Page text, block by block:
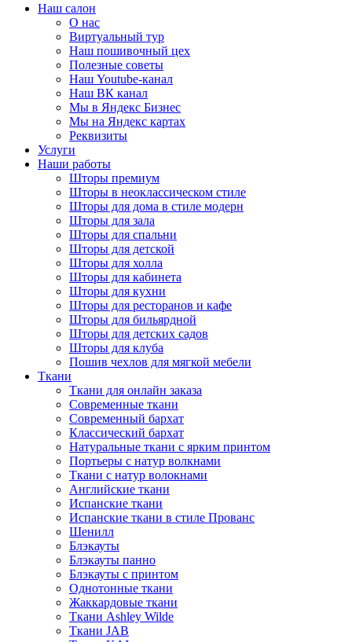
Наш салон
О нас
Виртуальный тур
Наш пошивочный цех
Полезные советы
Наш Youtube-канал
Наш ВК канал
Мы в Яндекс Бизнес
Мы на Яндекс картах
Реквизиты
Услуги
Наши работы
Шторы премиум
Шторы в неоклассическом стиле
Шторы для дома в стиле модерн
Шторы для зала
Шторы для спальни
Шторы для детской
Шторы для холла
Шторы для кабинета
Шторы для кухни
Шторы для ресторанов и кафе
Шторы для бильярдной
Шторы для детских садов
Шторы для клуба
Пошив чехлов для мягкой мебели
Ткани
Ткани для онлайн заказа
Современные ткани
Современный бархат
Классический бархат
Натуральные ткани с ярким принтом
Портьеры с натур волкнами
Ткани с натур волокнами
Английские ткани
Испанские ткани
Испанские ткани в стиле Прованс
Шенилл
Блэкауты
Блэкауты панно
Блэкауты с принтом
Однотонные ткани
Жаккардовые ткани
Ткани Ashley Wilde
Ткани JAB